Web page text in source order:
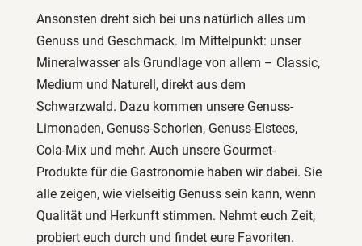
Ansonsten dreht sich bei uns natürlich alles um
Genuss und Geschmack. Im Mittelpunkt: unser
Mineralwasser als Grundlage von allem – Classic,
Medium und Naturell, direkt aus dem
Schwarzwald. Dazu kommen unsere Genuss-
Limonaden, Genuss-Schorlen, Genuss-Eistees,
Cola-Mix und mehr. Auch unsere Gourmet-
Produkte für die Gastronomie haben wir dabei. Sie
alle zeigen, wie vielseitig Genuss sein kann, wenn
Qualität und Herkunft stimmen. Nehmt euch Zeit,
probiert euch durch und findet eure Favoriten.